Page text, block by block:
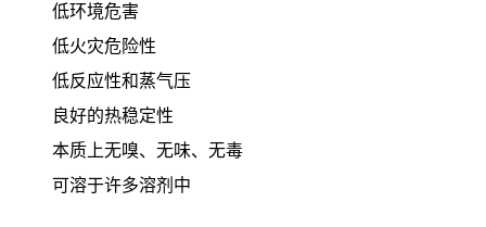
低环境危害
低火灾危险性
低反应性和蒸气压
良好的热稳定性
本质上无嗅、无味、无毒
可溶于许多溶剂中